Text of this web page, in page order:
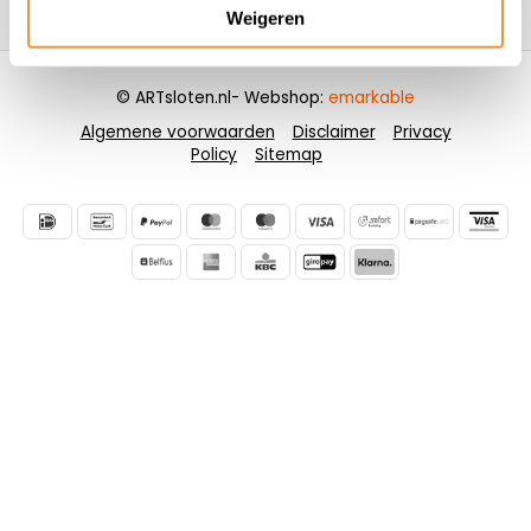
Weigeren
Contactgegevens
Algemene voorwaarden Disclaimer
Privacy
Policy
Sitemap
© ARTsloten.nl- Webshop: emarkable